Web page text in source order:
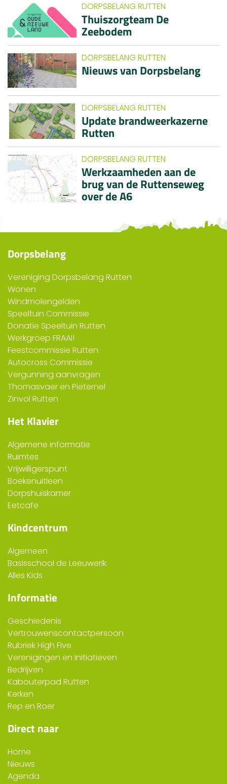
DORPSBELANG RUTTEN
Thuiszorgteam De
Zeebodem
DORPSBELANG RUTTEN
Nieuws van Dorpsbelang
DORPSBELANG RUTTEN
Update brandweerkazerne
Rutten
DORPSBELANG RUTTEN
Werkzaamheden aan de
brug van de Ruttenseweg
over de A6
Dorpsbelang
Vereniging Dorpsbelang Rutten
Wonen
Windmolengelden
Speeltuin Commissie
Donatie Speeltuin Rutten
Werkgroep FRAAI!
Feestcommissie Rutten
Autocross Commissie
Vergunning aanvragen
Thomasvaer en Pieternel
Zinvol Rutten
Het Klavier
Algemene informatie
Ruimtes
Vrijwilligerspunt
Boekenuitleen
Dorpshuiskamer
Eetcafe
Kindcentrum
Algemeen
Basisschool de Leeuwerik
Alles Kids
Informatie
Geschiedenis
Vertrouwenscontactpersoon
Rubriek High Five
Verenigingen en Initiatieven
Bedrijven
Kabouterpad Rutten
Kerken
Rep en Roer
Direct naar
Home
Nieuws
Agenda